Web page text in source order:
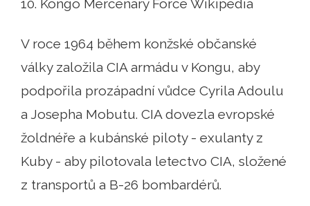
10. Kongo Mercenary Force Wikipedia
V roce 1964 během konžské občanské
války založila CIA armádu v Kongu, aby
podpořila prozápadní vůdce Cyrila Adoulu
a Josepha Mobutu. CIA dovezla evropské
žoldnéře a kubánské piloty - exulanty z
Kuby - aby pilotovala letectvo CIA, složené
z transportů a B-26 bombardérů.